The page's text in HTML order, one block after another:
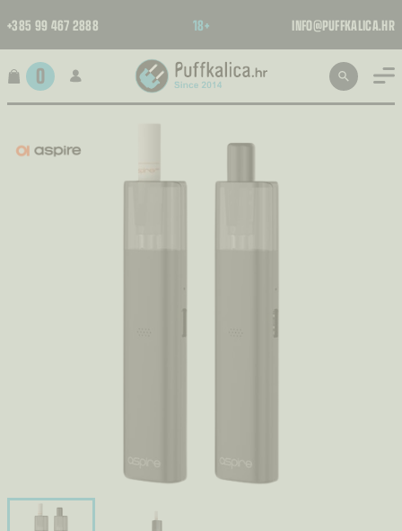
+385 99 467 2888 18+ INFO@PUFFKALICA.HR
0